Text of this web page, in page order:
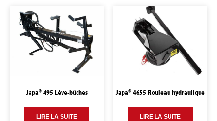
Japa® 495 Lève-bûches
LIRE LA SUITE
Japa® 4655 Rouleau hydraulique
LIRE LA SUITE